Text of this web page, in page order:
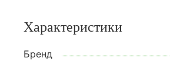
Характеристики
Бренд